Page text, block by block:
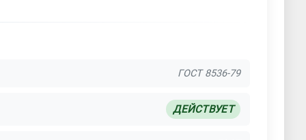
ГОСТ 8536-79
ДЕЙСТВУЕТ